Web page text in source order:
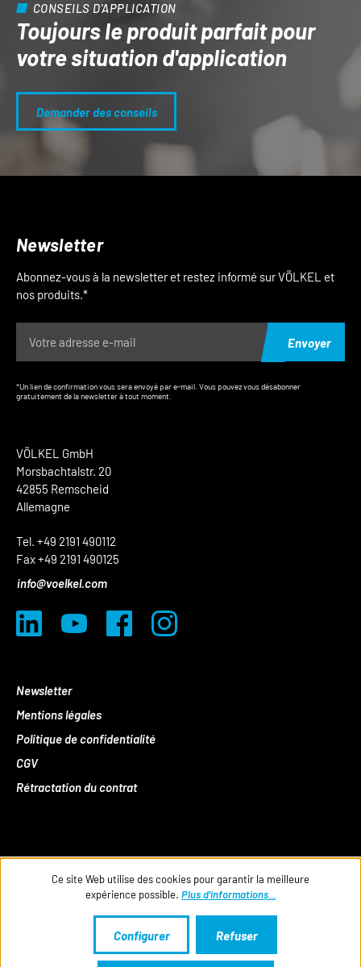
CONSEILS D'APPLICATION
Toujours le produit parfait pour
votre situation d'application
Demander des conseils
VÖLKEL GmbH
Morsbachtalstr. 20
42855 Remscheid
Allemagne
Tel. +49 2191 490112
Fax +49 2191 490125
info@voelkel.com
Newsletter
Mentions légales
Politique de confidentialité
CGV
Rétractation du contrat
Newsletter
Abonnez-vous à la newsletter et restez informé sur VÖLKEL et
nos produits.*
Envoyer
*Un lien de confirmation vous sera envoyé par e-mail. Vous pouvez vous désabonner
gratuitement de la newsletter à tout moment.
Ce site Web utilise des cookies pour garantir la meilleure
expérience possible. Plus d'informations...
Refuser
Configurer